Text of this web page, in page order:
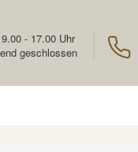
- 17.00 Uhr
geschlossen